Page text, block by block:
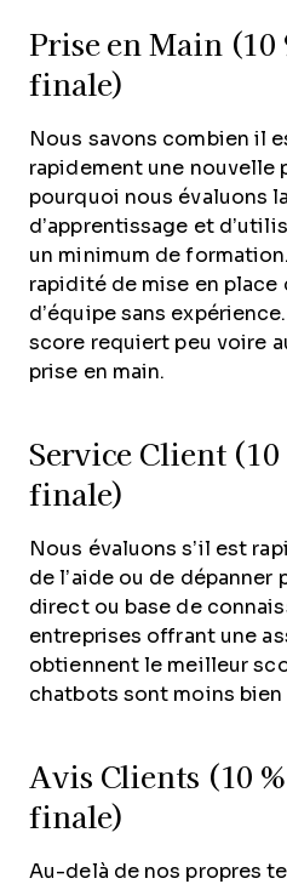
Prise en Main (10
finale)
Nous savons combien il
rapidement une nouvelle
pourquoi nous évaluons
d’apprentissage et
un minimum de
rapidité de mise en place
d’équipe sans
score requiert peu voire
prise en main.
Service Client (10
finale)
Nous évaluons s’il est
de l’aide ou de dépanner
direct ou base de
entreprises offrant une
obtiennent le meilleur
chatbots sont moins bien
Avis Clients (10
finale)
Au-delà de nos propres